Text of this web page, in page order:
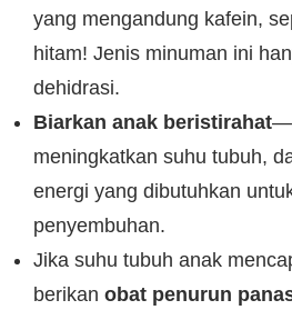
yang mengandung kafein,
hitam! Jenis minuman ini
dehidrasi.
Biarkan anak beristirahat
meningkatkan suhu tubuh,
energi yang dibutuhkan
penyembuhan.
Jika suhu tubuh anak
berikan obat penurun